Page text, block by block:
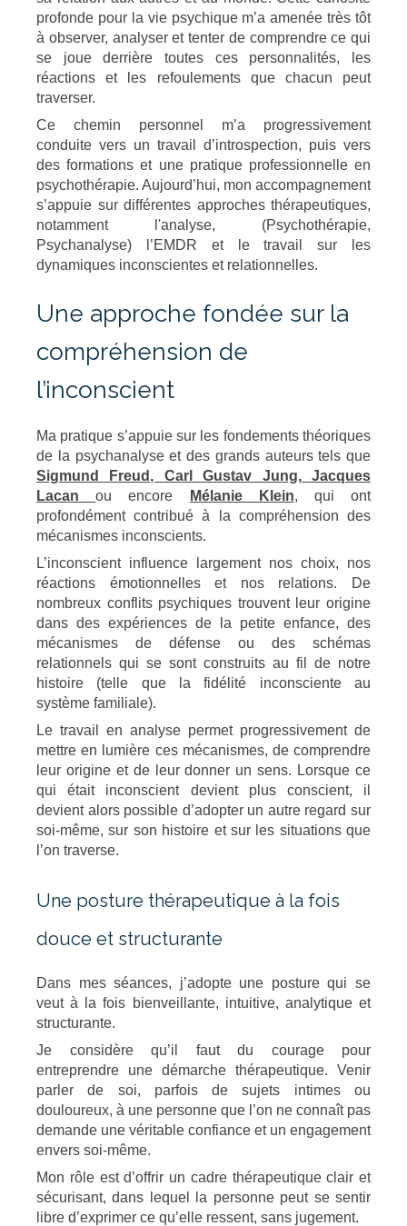
profonde pour la vie psychique m’a amenée très tôt
à observer, analyser et tenter de comprendre ce qui
se joue derrière toutes ces personnalités, les
réactions et les refoulements que chacun peut
traverser.
Ce chemin personnel m’a progressivement
conduite vers un travail d’introspection, puis vers
des formations et une pratique professionnelle en
psychothérapie. Aujourd’hui, mon accompagnement
s’appuie sur différentes approches thérapeutiques,
notamment l'analyse, (Psychothérapie,
Psychanalyse) l’EMDR et le travail sur les
dynamiques inconscientes et relationnelles.
Une approche fondée sur la
compréhension de
l’inconscient
Ma pratique s’appuie sur les fondements théoriques
de la psychanalyse et des grands auteurs tels que
Sigmund Freud, Carl Gustav Jung, Jacques
Lacanou encore Mélanie Klein, qui ont
profondément contribué à la compréhension des
mécanismes inconscients.
L’inconscient influence largement nos choix, nos
réactions émotionnelles et nos relations. De
nombreux conflits psychiques trouvent leur origine
dans des expériences de la petite enfance, des
mécanismes de défense ou des schémas
relationnels qui se sont construits au fil de notre
histoire (telle que la fidélité inconsciente au
système familiale).
Le travail en analyse permet progressivement de
mettre en lumière ces mécanismes, de comprendre
leur origine et de leur donner un sens. Lorsque ce
qui était inconscient devient plus conscient, il
devient alors possible d’adopter un autre regard sur
soi-même, sur son histoire et sur les situations que
l’on traverse.
Une posture thérapeutique à la fois
douce et structurante
Dans mes séances, j’adopte une posture qui se
veut à la fois bienveillante, intuitive, analytique et
structurante.
Je considère qu’il faut du courage pour
entreprendre une démarche thérapeutique. Venir
parler de soi, parfois de sujets intimes ou
douloureux, à une personne que l’on ne connaît pas
demande une véritable confiance et un engagement
envers soi-même.
Mon rôle est d’offrir un cadre thérapeutique clair et
sécurisant, dans lequel la personne peut se sentir
libre d’exprimer ce qu’elle ressent, sans jugement.